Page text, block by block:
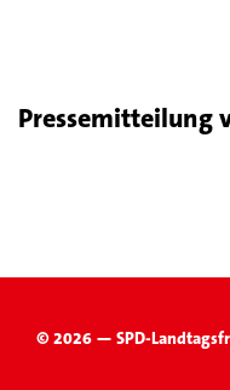
Pressemitteilung
© 2026 — SPD-